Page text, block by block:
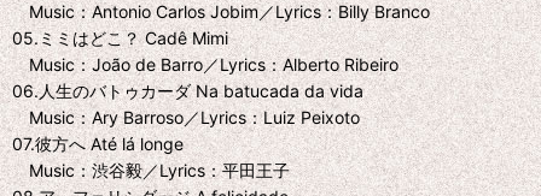
Music：Antonio Carlos Jobim／Lyrics：Billy Branco
05.ミミはどこ？ Cadê Mimi
Music：João de Barro／Lyrics：Alberto Ribeiro
06.人生のバトゥカーダ Na batucada da vida
Music：Ary Barroso／Lyrics：Luiz Peixoto
07.彼方へ Até lá longe
Music：渋谷毅／Lyrics：平田王子